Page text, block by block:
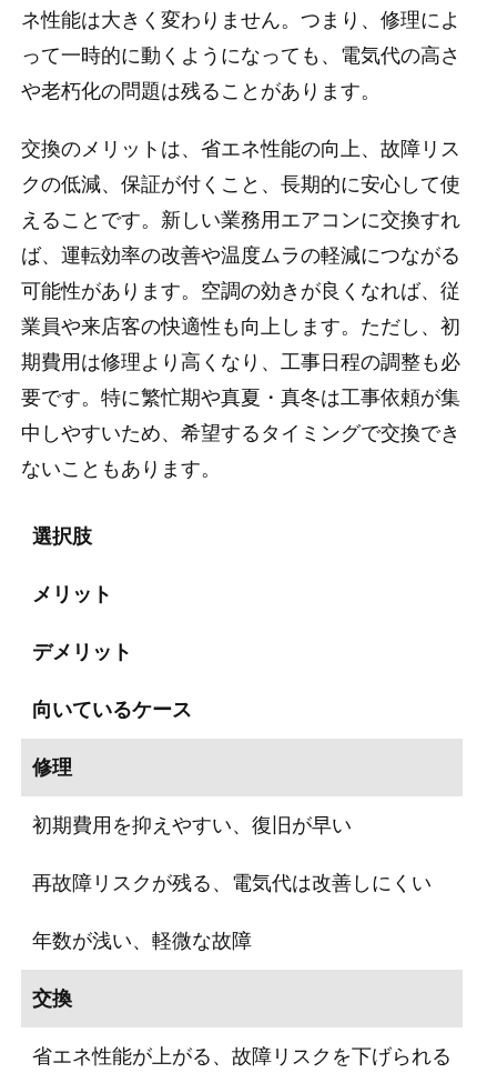
ネ性能は大きく変わりません。つまり、修理によ
って一時的に動くようになっても、電気代の高さ
や老朽化の問題は残ることがあります。
交換のメリットは、省エネ性能の向上、故障リス
クの低減、保証が付くこと、長期的に安心して使
えることです。新しい業務用エアコンに交換すれ
ば、運転効率の改善や温度ムラの軽減につながる
可能性があります。空調の効きが良くなれば、従
業員や来店客の快適性も向上します。ただし、初
期費用は修理より高くなり、工事日程の調整も必
要です。特に繁忙期や真夏・真冬は工事依頼が集
中しやすいため、希望するタイミングで交換でき
ないこともあります。
選択肢
メリット
デメリット
向いているケース
修理
初期費用を抑えやすい、復旧が早い
再故障リスクが残る、電気代は改善しにくい
年数が浅い、軽微な故障
交換
省エネ性能が上がる、故障リスクを下げられる